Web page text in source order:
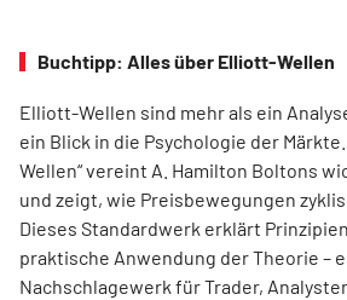
Buchtipp: Alles über Elliott-Wellen
Elliott-Wellen sind mehr als ein
ein Blick in die Psychologie der
Wellen“ vereint A. Hamilton Boltons
und zeigt, wie Preisbewegungen
Dieses Standardwerk erklärt
praktische Anwendung der Theorie –
Nachschlagewerk für Trader,